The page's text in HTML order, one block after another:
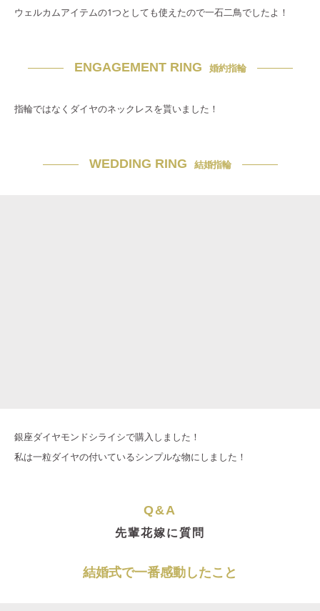
ウェルカムアイテムの1つとしても使えたので一石二鳥でしたよ！
ENGAGEMENT RING 婚約指輪
指輪ではなくダイヤのネックレスを貰いました！
WEDDING RING 結婚指輪
銀座ダイヤモンドシライシで購入しました！
私は一粒ダイヤの付いているシンプルな物にしました！
Q&A
先輩花嫁に質問
結婚式で一番感動したこと